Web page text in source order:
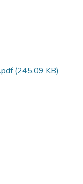
(245,09 KB)